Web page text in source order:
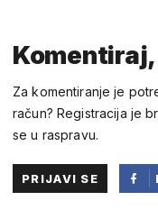
Za komentiranje je
račun? Registracija je
se u raspravu.
PRIJAVI SE